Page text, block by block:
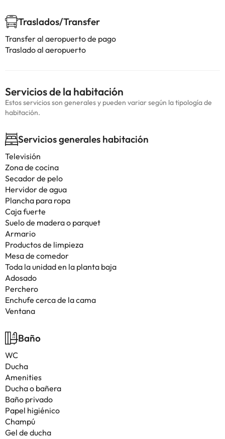
Traslados/Transfer
Transfer al aeropuerto de pago
Traslado al aeropuerto
Servicios de la habitación
Estos servicios son generales y pueden variar según la tipología de
habitación.
Servicios generales habitación
Televisión
Zona de cocina
Secador de pelo
Hervidor de agua
Plancha para ropa
Caja fuerte
Suelo de madera o parquet
Armario
Productos de limpieza
Mesa de comedor
Toda la unidad en la planta baja
Adosado
Perchero
Enchufe cerca de la cama
Ventana
Baño
WC
Ducha
Amenities
Ducha o bañera
Baño privado
Papel higiénico
Champú
Gel de ducha